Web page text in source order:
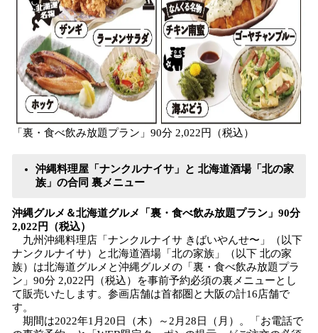
「裏・食べ飲み放題プラン」90分 2,022円（税込）
沖縄料理屋「ナンクルナイサ」と 北海道酒場「北の家
族」の合同 裏メニュー
沖縄グルメ＆北海道グルメ「裏・食べ飲み放題プラン」90分
2,022円（税込）
九州沖縄料理店「ナンクルナイサ きばいやんせ〜」（以下
ナンクルナイサ）と北海道酒場「北の家族」（以下 北の家
族）は北海道グルメと沖縄グルメの「裏・食べ飲み放題プラ
ン」90分 2,022円（税込）を事前予約必須の裏メニューとし
て販売いたします。参画店舗は首都圏と大阪の計16店舗で
す。
期間は2022年1月20日（木）～2月28日（月）。「お電話で